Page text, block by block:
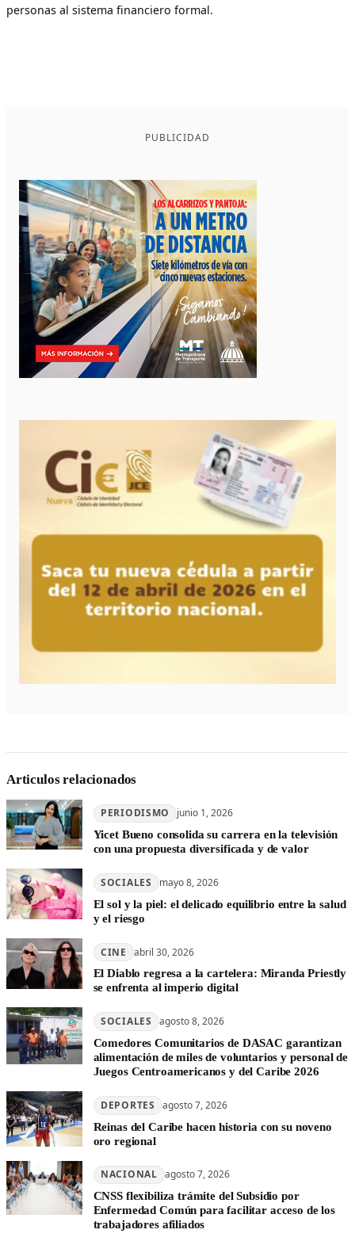
personas al sistema financiero formal.
PUBLICIDAD
Articulos relacionados
PERIODISMO junio 1, 2026
Yicet Bueno consolida su carrera en la televisión
con una propuesta diversificada y de valor
SOCIALES mayo 8, 2026
El sol y la piel: el delicado equilibrio entre la salud
y el riesgo
CINE abril 30, 2026
El Diablo regresa a la cartelera: Miranda Priestly
se enfrenta al imperio digital
SOCIALES agosto 8, 2026
Comedores Comunitarios de DASAC garantizan
alimentación de miles de voluntarios y personal de
Juegos Centroamericanos y del Caribe 2026
DEPORTES agosto 7, 2026
Reinas del Caribe hacen historia con su noveno
oro regional
NACIONAL agosto 7, 2026
CNSS flexibiliza trámite del Subsidio por
Enfermedad Común para facilitar acceso de los
trabajadores afiliados